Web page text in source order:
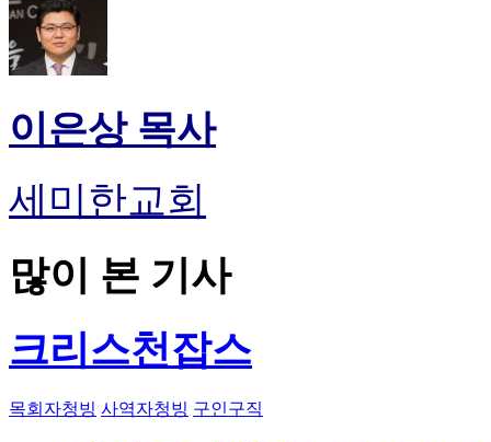
이은상 목사
세미한교회
많이 본 기사
크리스천잡스
목회자청빙 사역자청빙 구인구직